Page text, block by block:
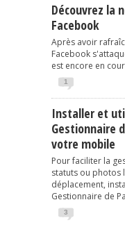
Découvrez la
Facebook
Après avoir
Facebook
est encore en
1
Installer et
Gestionnaire
votre mobile
Pour faciliter la
statuts ou photos
déplacement,
Gestionnaire de
3